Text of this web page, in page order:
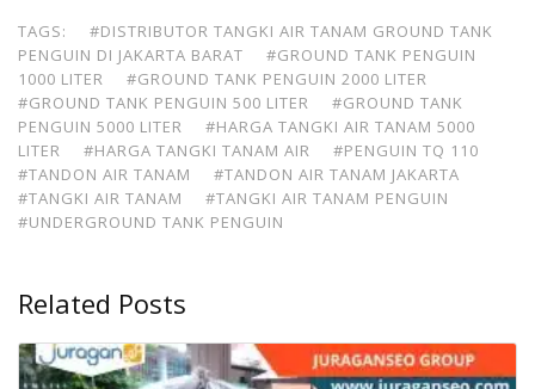
TAGS:
#DISTRIBUTOR TANGKI AIR TANAM GROUND TANK
PENGUIN DI JAKARTA BARAT
#GROUND TANK PENGUIN
1000 LITER
#GROUND TANK PENGUIN 2000 LITER
#GROUND TANK PENGUIN 500 LITER
#GROUND TANK
PENGUIN 5000 LITER
#HARGA TANGKI AIR TANAM 5000
LITER
#HARGA TANGKI TANAM AIR
#PENGUIN TQ 110
#TANDON AIR TANAM
#TANDON AIR TANAM JAKARTA
#TANGKI AIR TANAM
#TANGKI AIR TANAM PENGUIN
#UNDERGROUND TANK PENGUIN
Related Posts